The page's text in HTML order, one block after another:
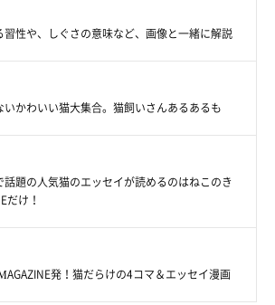
性や、しぐさの意味など、画像と一緒に解説
かわいい猫大集合。猫飼いさんあるあるも
話題の人気猫のエッセイが読めるのはねこのき
だけ！
発！猫だらけの4コマ＆エッセイ漫画